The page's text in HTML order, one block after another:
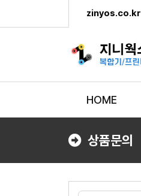
zinyos.co.kr
HOME
상품문의